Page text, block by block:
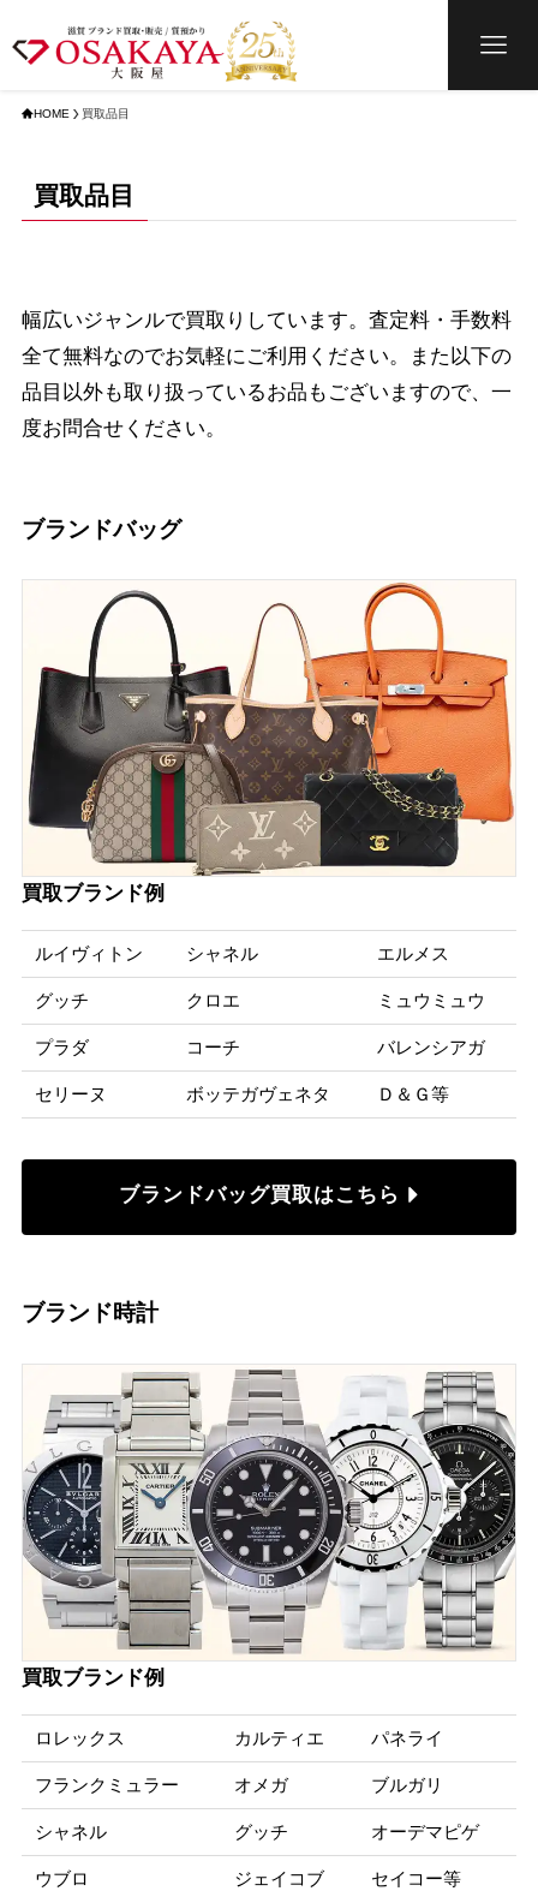
HOME 買取品目
買取品目
幅広いジャンルで買取りしています。査定料・手数料
全て無料なのでお気軽にご利用ください。また以下の
品目以外も取り扱っているお品もございますので、一
度お問合せください。
ブランドバッグ
買取ブランド例
ルイヴィトン シャネル エルメス
グッチ クロエ ミュウミュウ
プラダ コーチ バレンシアガ
セリーヌ ボッテガヴェネタ Ｄ＆Ｇ等
ブランドバッグ買取はこちら
ブランド時計
買取ブランド例
ロレックス カルティエ パネライ
フランクミュラー オメガ ブルガリ
シャネル グッチ オーデマピゲ
ウブロ ジェイコブ セイコー等